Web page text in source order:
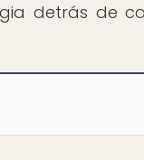
detrás de